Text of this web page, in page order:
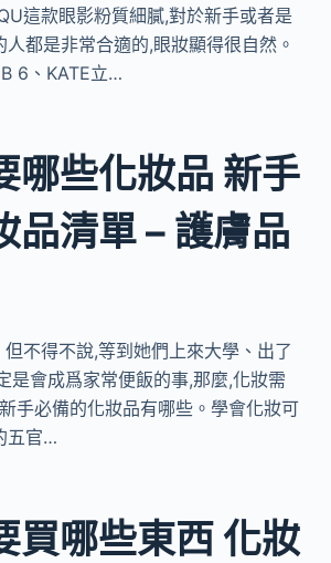
這款眼影粉質細膩,對於新手或者是
都是非常合適的,眼妝顯得很自然。
6、KATE立…
哪些化妝品 新手
品清單 – 護膚品
但不得不說,等到她們上來大學、出了
是會成爲家常便飯的事,那麼,化妝需
手必備的化妝品有哪些。學會化妝可
五官…
買哪些東西 化妝